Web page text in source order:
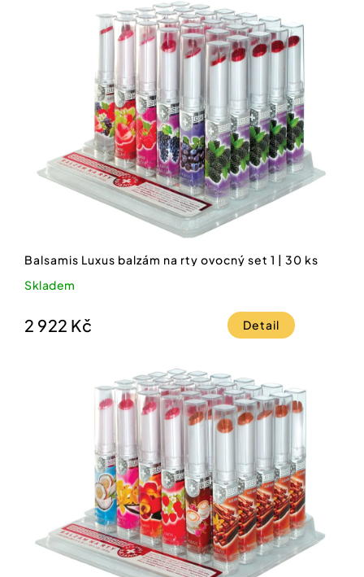
Balsamis Luxus balzám na rty ovocný set 1 | 30 ks
Skladem
2 922 Kč Detail